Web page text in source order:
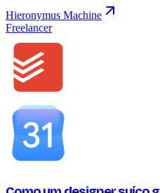
Hieronymus Machine
Freelancer